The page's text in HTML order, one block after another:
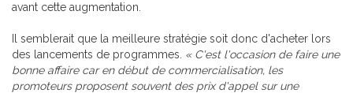
avant cette augmentation.
Il semblerait que la meilleure stratégie soit donc d'acheter lors
des lancements de programmes. « C'est l'occasion de faire une
bonne affaire car en début de commercialisation, les
promoteurs proposent souvent des prix d'appel sur une